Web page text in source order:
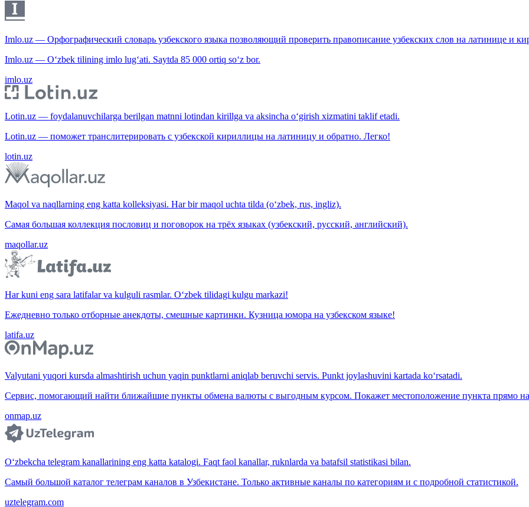
Imlo.uz — Орфографический словарь узбекского языка позволяющий проверить правописание узбекских слов на латинице и
Imlo.uz — O‘zbek tilining imlo lug‘ati. Saytda 85 000 ortiq so‘z bor.
imlo.uz
Lotin.uz — foydalanuvchilarga berilgan matnni lotindan kirillga va aksincha o‘girish xizmatini taklif etadi.
Lotin.uz — поможет транслитерировать с узбекской кириллицы на латиницу и обратно. Легко!
lotin.uz
Maqol va naqllarning eng katta kolleksiyasi. Har bir maqol uchta tilda (o‘zbek, rus, ingliz).
Самая большая коллекция пословиц и поговорок на трёх языках (узбекский, русский, английский).
maqollar.uz
Har kuni eng sara latifalar va kulguli rasmlar. O‘zbek tilidagi kulgu markazi!
Ежедневно только отборные анекдоты, смешные картинки. Кузница юмора на узбекском языке!
latifa.uz
Valyutani yuqori kursda almashtirish uchun yaqin punktlarni aniqlab beruvchi servis. Punkt joylashuvini kartada ko‘rsatadi.
Сервис, помогающий найти ближайшие пункты обмена валюты с выгодным курсом. Покажет местоположение пункта прямо на
onmap.uz
O‘zbekcha telegram kanallarining eng katta katalogi. Faqt faol kanallar, ruknlarda va batafsil statistikasi bilan.
Самый большой каталог телеграм каналов в Узбекистане. Только активные каналы по категориям и с подробной статистикой.
uztelegram.com